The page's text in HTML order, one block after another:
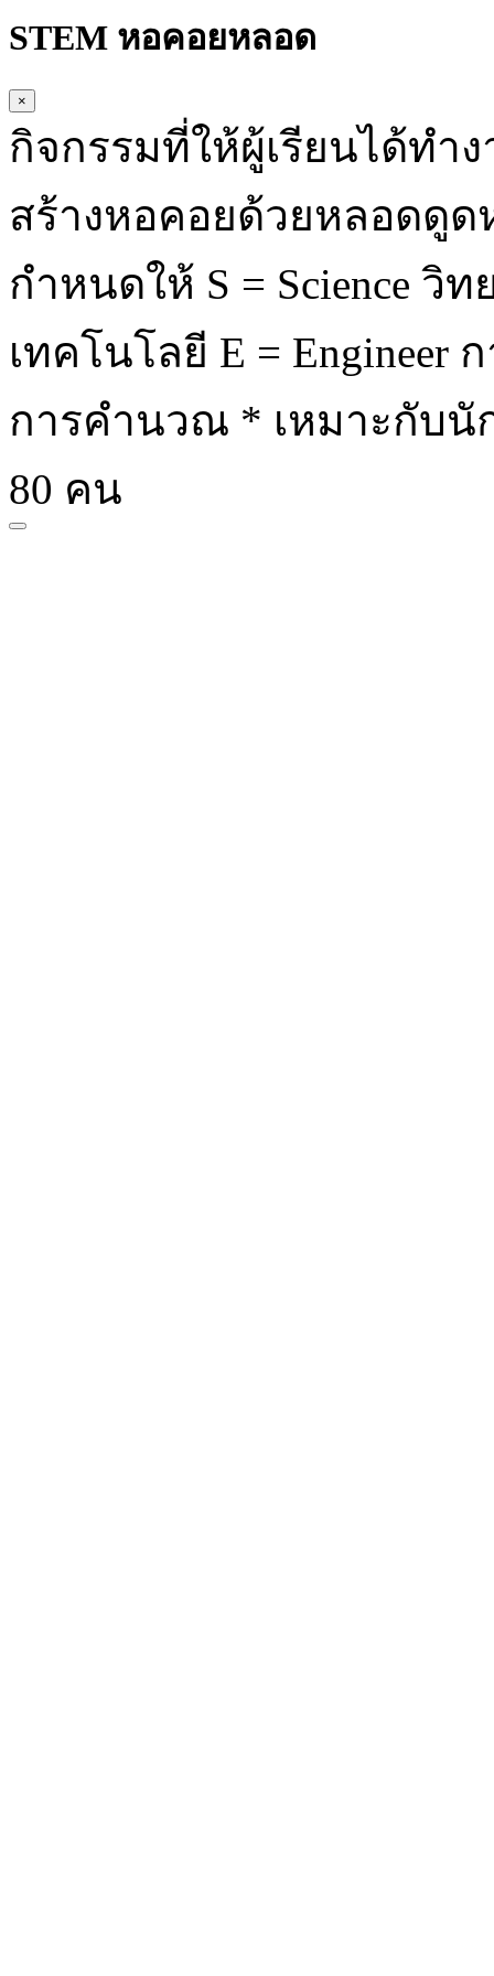
STEM หอคอยหลอด
×
กิจกรรมที่ให้ผู้เรียนได้ทำ
สร้างหอคอยด้วยหลอดดู
กำหนดให้ S = Science วิท
เทคโนโลยี E = Engineer
การคำนวณ * เหมาะกับนั
80 คน